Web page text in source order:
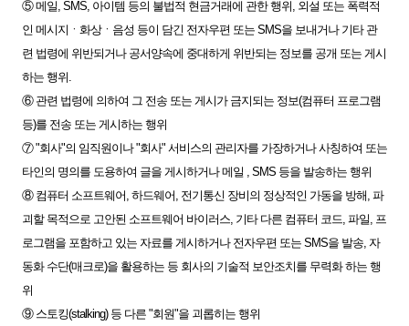
⑤ 메일, SMS, 아이템 등의 불법적 현금거래에 관한 행위, 외설 또는 폭력적
인 메시지ㆍ화상ㆍ음성 등이 담긴 전자우편 또는 SMS을 보내거나 기타 관
련 법령에 위반되거나 공서양속에 중대하게 위반되는 정보를 공개 또는 게시
하는 행위.
⑥ 관련 법령에 의하여 그 전송 또는 게시가 금지되는 정보(컴퓨터 프로그램
등)를 전송 또는 게시하는 행위
⑦ "회사"의 임직원이나 "회사" 서비스의 관리자를 가장하거나 사칭하여 또는
타인의 명의를 도용하여 글을 게시하거나 메일 , SMS 등을 발송하는 행위
⑧ 컴퓨터 소프트웨어, 하드웨어, 전기통신 장비의 정상적인 가동을 방해, 파
괴할 목적으로 고안된 소프트웨어 바이러스, 기타 다른 컴퓨터 코드, 파일, 프
로그램을 포함하고 있는 자료를 게시하거나 전자우편 또는 SMS을 발송, 자
동화 수단(매크로)을 활용하는 등 회사의 기술적 보안조치를 무력화 하는 행
위
⑨ 스토킹(stalking) 등 다른 "회원"을 괴롭히는 행위